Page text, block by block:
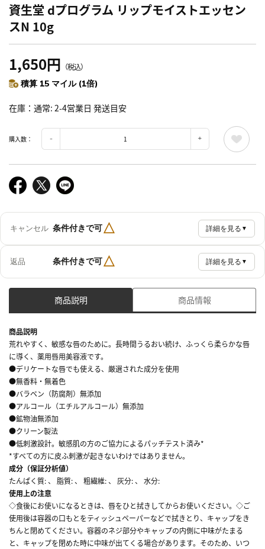
資生堂 dプログラム リップモイストエッセン
スN 10g
1,650円 （税込）
積算 15 マイル (1倍)
在庫 通常: 2-4営業日 発送目安
購入数：
キャンセル 条件付きで可△ 詳細を見る ▼
返品 条件付きで可△ 詳細を見る ▼
商品説明 商品情報
商品説明
荒れやすく、敏感な唇のために。長時間うるおい続け、ふっくら柔らかな唇
に導く、薬用唇用美容液です。
●デリケートな唇でも使える、厳選された成分を使用
●無香料・無着色
●バラベン（防腐剤）無添加
●アルコール（エチルアルコール）無添加
●鉱物油無添加
●クリーン製法
●低刺激設計。敏感肌の方のご協力によるパッチテスト済み*
*すべての方に皮ふ刺激が起きないわけではありません。
成分（保証分析値）
たんぱく質: 、 脂質: 、 粗繊維: 、 灰分: 、 水分:
使用上の注意
◇食後にお使いになるときは、唇をひと拭きしてからお使いください。◇ご
使用後は容器の口もとをティッシュペーパーなどで拭きとり、キャップをき
ちんと閉めてください。容器のネジ部分やキャップの内側に中味がたまる
と、キャップを閉めた時に中味が出てくる場合があります。そのため、いつ